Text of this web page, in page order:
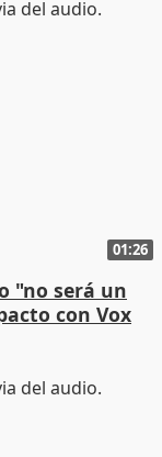
01:26
"no será un
con Vox